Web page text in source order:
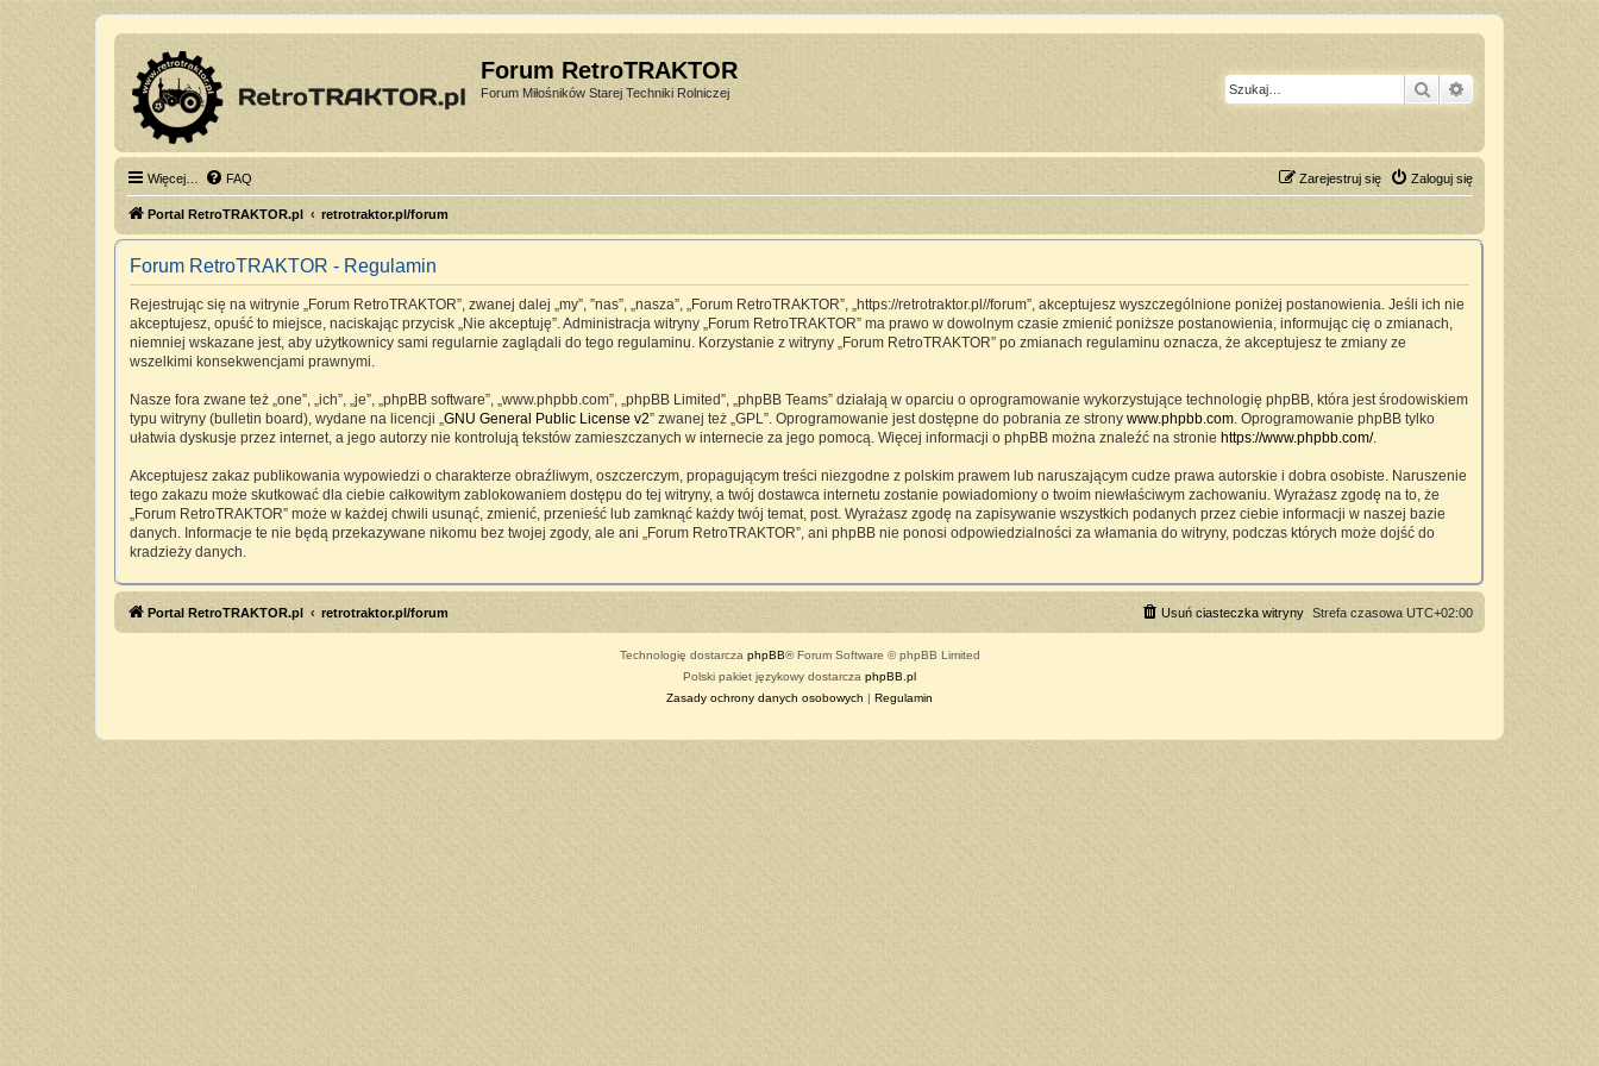
Forum RetroTRAKTOR
Forum Miłośników Starej Techniki Rolniczej Szukaj
Więcej… FAQ Zaloguj się
Zarejestruj się
Portal RetroTRAKTOR.pl retrotraktor.pl/forum
Forum RetroTRAKTOR - Regulamin
Rejestrując się na witrynie „Forum RetroTRAKTOR”, zwanej dalej „my”, ”nas”, „nasza”, „Forum RetroTRAKTOR”, „https://retrotraktor.pl//forum”, akceptujesz wyszczególnione poniżej postanowienia. Jeśli ich nie
akceptujesz, opuść to miejsce, naciskając przycisk „Nie akceptuję”. Administracja witryny „Forum RetroTRAKTOR” ma prawo w dowolnym czasie zmienić poniższe postanowienia, informując cię o zmianach,
niemniej wskazane jest, aby użytkownicy sami regularnie zaglądali do tego regulaminu. Korzystanie z witryny „Forum RetroTRAKTOR” po zmianach regulaminu oznacza, że akceptujesz te zmiany ze
wszelkimi konsekwencjami prawnymi.
Nasze fora zwane też „one”, „ich”, „je”, „phpBB software”, „www.phpbb.com”, „phpBB Limited”, „phpBB Teams” działają w oparciu o oprogramowanie wykorzystujące technologię phpBB, która jest środowiskiem
typu witryny (bulletin board), wydane na licencji „GNU General Public License v2” zwanej też „GPL”. Oprogramowanie jest dostępne do pobrania ze strony www.phpbb.com. Oprogramowanie phpBB tylko
ułatwia dyskusje przez internet, a jego autorzy nie kontrolują tekstów zamieszczanych w internecie za jego pomocą. Więcej informacji o phpBB można znaleźć na stronie https://www.phpbb.com/.
Akceptujesz zakaz publikowania wypowiedzi o charakterze obraźliwym, oszczerczym, propagującym treści niezgodne z polskim prawem lub naruszającym cudze prawa autorskie i dobra osobiste. Naruszenie
tego zakazu może skutkować dla ciebie całkowitym zablokowaniem dostępu do tej witryny, a twój dostawca internetu zostanie powiadomiony o twoim niewłaściwym zachowaniu. Wyrażasz zgodę na to, że
„Forum RetroTRAKTOR” może w każdej chwili usunąć, zmienić, przenieść lub zamknąć każdy twój temat, post. Wyrażasz zgodę na zapisywanie wszystkich podanych przez ciebie informacji w naszej bazie
danych. Informacje te nie będą przekazywane nikomu bez twojej zgody, ale ani „Forum RetroTRAKTOR”, ani phpBB nie ponosi odpowiedzialności za włamania do witryny, podczas których może dojść do
kradzieży danych.
Portal RetroTRAKTOR.pl retrotraktor.pl/forum Strefa czasowa UTC+02:00
Usuń ciasteczka witryny
Technologię dostarcza phpBB® Forum Software © phpBB Limited
Polski pakiet językowy dostarcza phpBB.pl
Zasady ochrony danych osobowych | Regulamin